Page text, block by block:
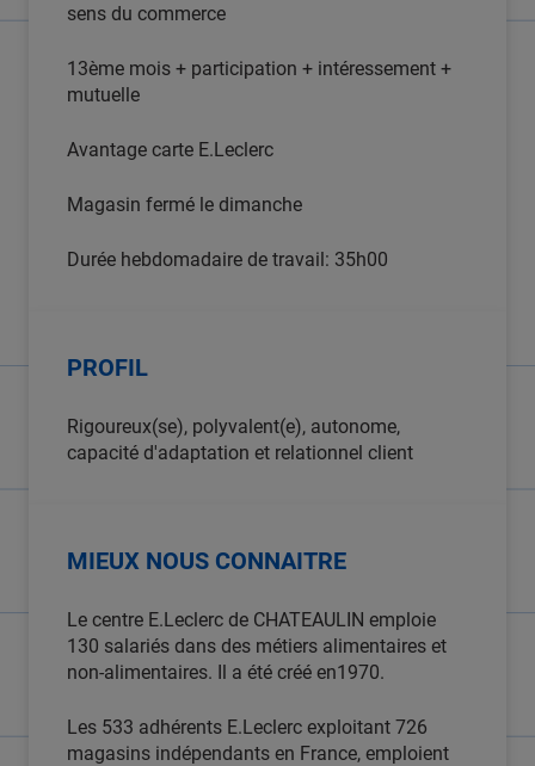
sens du commerce
13ème mois + participation + intéressement +
mutuelle
Avantage carte E.Leclerc
Magasin fermé le dimanche
Durée hebdomadaire de travail: 35h00
PROFIL
Rigoureux(se), polyvalent(e), autonome,
capacité d'adaptation et relationnel client
MIEUX NOUS CONNAITRE
Le centre E.Leclerc de CHATEAULIN emploie
130 salariés dans des métiers alimentaires et
non-alimentaires. Il a été créé en1970.
Les 533 adhérents E.Leclerc exploitant 726
magasins indépendants en France, emploient